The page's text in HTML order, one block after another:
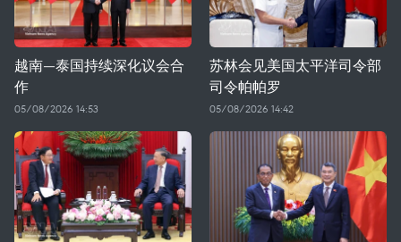
越南—泰国持续深化议会合
作
05/08/2026 14:53
苏林会见美国太平洋司令部
司令帕帕罗
05/08/2026 14:42